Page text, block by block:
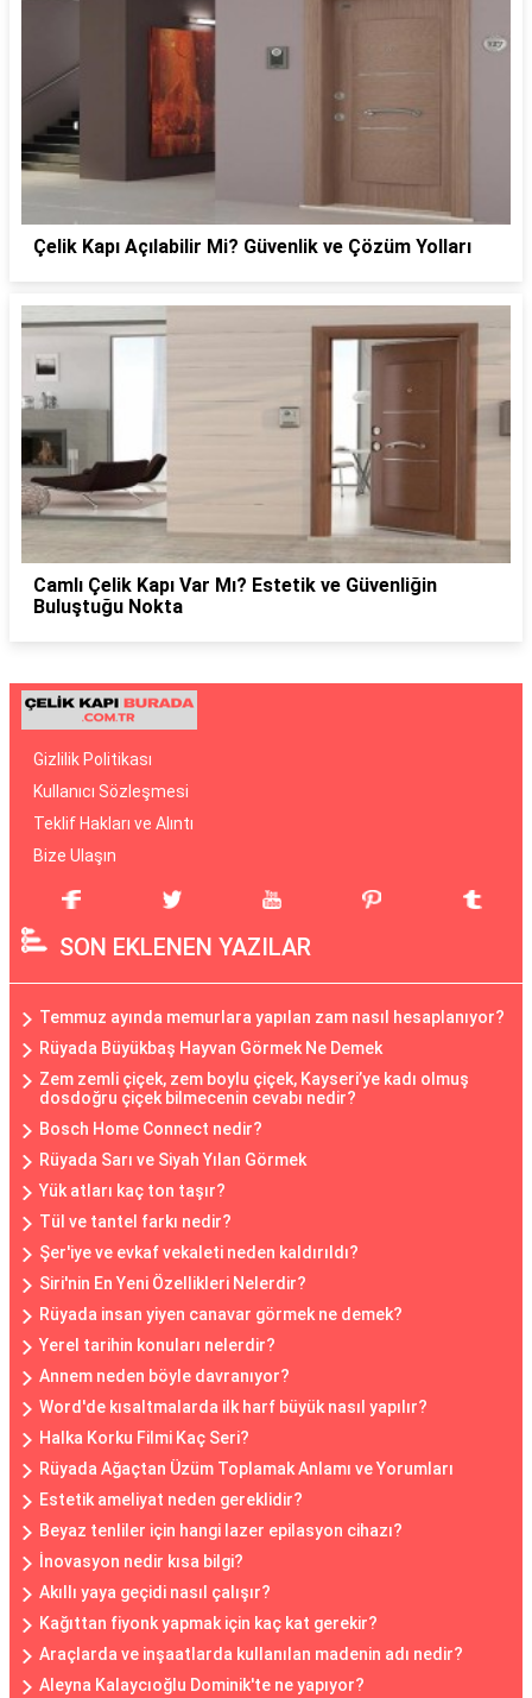
Çelik Kapı Açılabilir Mi? Güvenlik ve Çözüm Yolları
Camlı Çelik Kapı Var Mı? Estetik ve Güvenliğin
Buluştuğu Nokta
Gizlilik Politikası
Kullanıcı Sözleşmesi
Teklif Hakları ve Alıntı
Bize Ulaşın
SON EKLENEN YAZILAR
Temmuz ayında memurlara yapılan zam nasıl hesaplanıyor?
Rüyada Büyükbaş Hayvan Görmek Ne Demek
Zem zemli çiçek, zem boylu çiçek, Kayseri’ye kadı olmuş
dosdoğru çiçek bilmecenin cevabı nedir?
Bosch Home Connect nedir?
Rüyada Sarı ve Siyah Yılan Görmek
Yük atları kaç ton taşır?
Tül ve tantel farkı nedir?
Şer'iye ve evkaf vekaleti neden kaldırıldı?
Siri'nin En Yeni Özellikleri Nelerdir?
Rüyada insan yiyen canavar görmek ne demek?
Yerel tarihin konuları nelerdir?
Annem neden böyle davranıyor?
Word'de kısaltmalarda ilk harf büyük nasıl yapılır?
Halka Korku Filmi Kaç Seri?
Rüyada Ağaçtan Üzüm Toplamak Anlamı ve Yorumları
Estetik ameliyat neden gereklidir?
Beyaz tenliler için hangi lazer epilasyon cihazı?
İnovasyon nedir kısa bilgi?
Akıllı yaya geçidi nasıl çalışır?
Kağıttan fiyonk yapmak için kaç kat gerekir?
Araçlarda ve inşaatlarda kullanılan madenin adı nedir?
Aleyna Kalaycıoğlu Dominik'te ne yapıyor?